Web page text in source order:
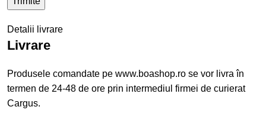
Detalii livrare
Livrare
Produsele comandate pe www.boashop.ro se vor livra în
termen de 24-48 de ore prin intermediul firmei de curierat
Cargus.